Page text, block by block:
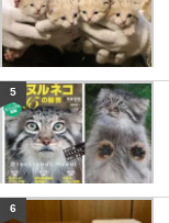
5
6